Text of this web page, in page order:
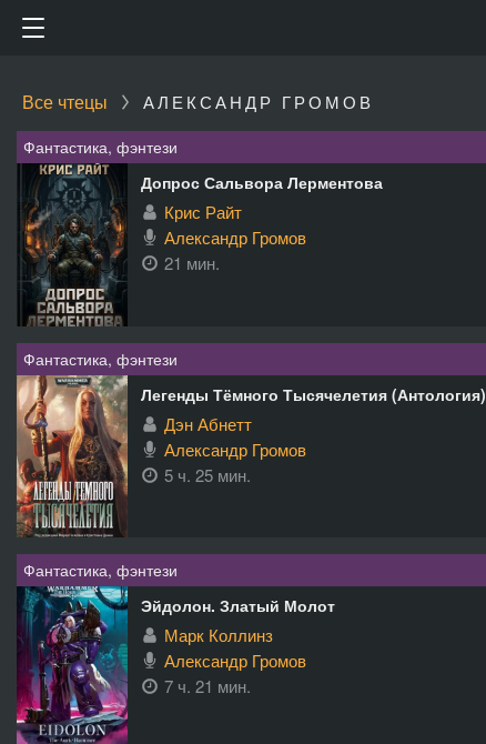
Все чтецы АЛЕКСАНДР ГРОМОВ
Фантастика, фэнтези
Допрос Сальвора Лерментова
Крис Райт
Александр Громов
21 мин.
Фантастика, фэнтези
Легенды Тёмного Тысячелетия (Антология)
Дэн Абнетт
Александр Громов
5 ч. 25 мин.
Фантастика, фэнтези
Эйдолон. Златый Молот
Марк Коллинз
Александр Громов
7 ч. 21 мин.